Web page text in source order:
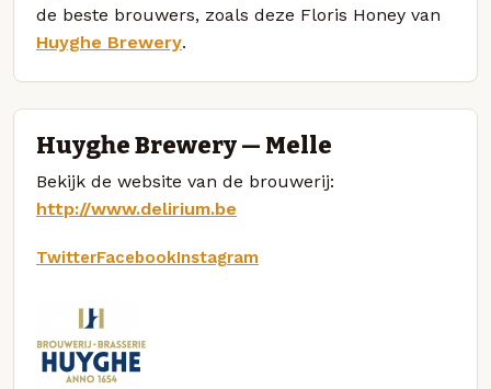
de beste brouwers, zoals deze Floris Honey van
Huyghe Brewery.
Huyghe Brewery — Melle
Bekijk de website van de brouwerij:
http://www.delirium.be
TwitterFacebookInstagram